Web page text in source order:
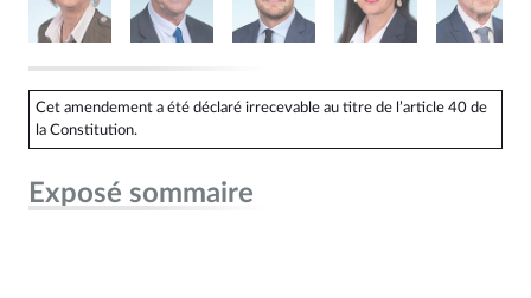
Cet amendement a été déclaré irrecevable au titre de l’article 40 de
la Constitution.
Exposé sommaire